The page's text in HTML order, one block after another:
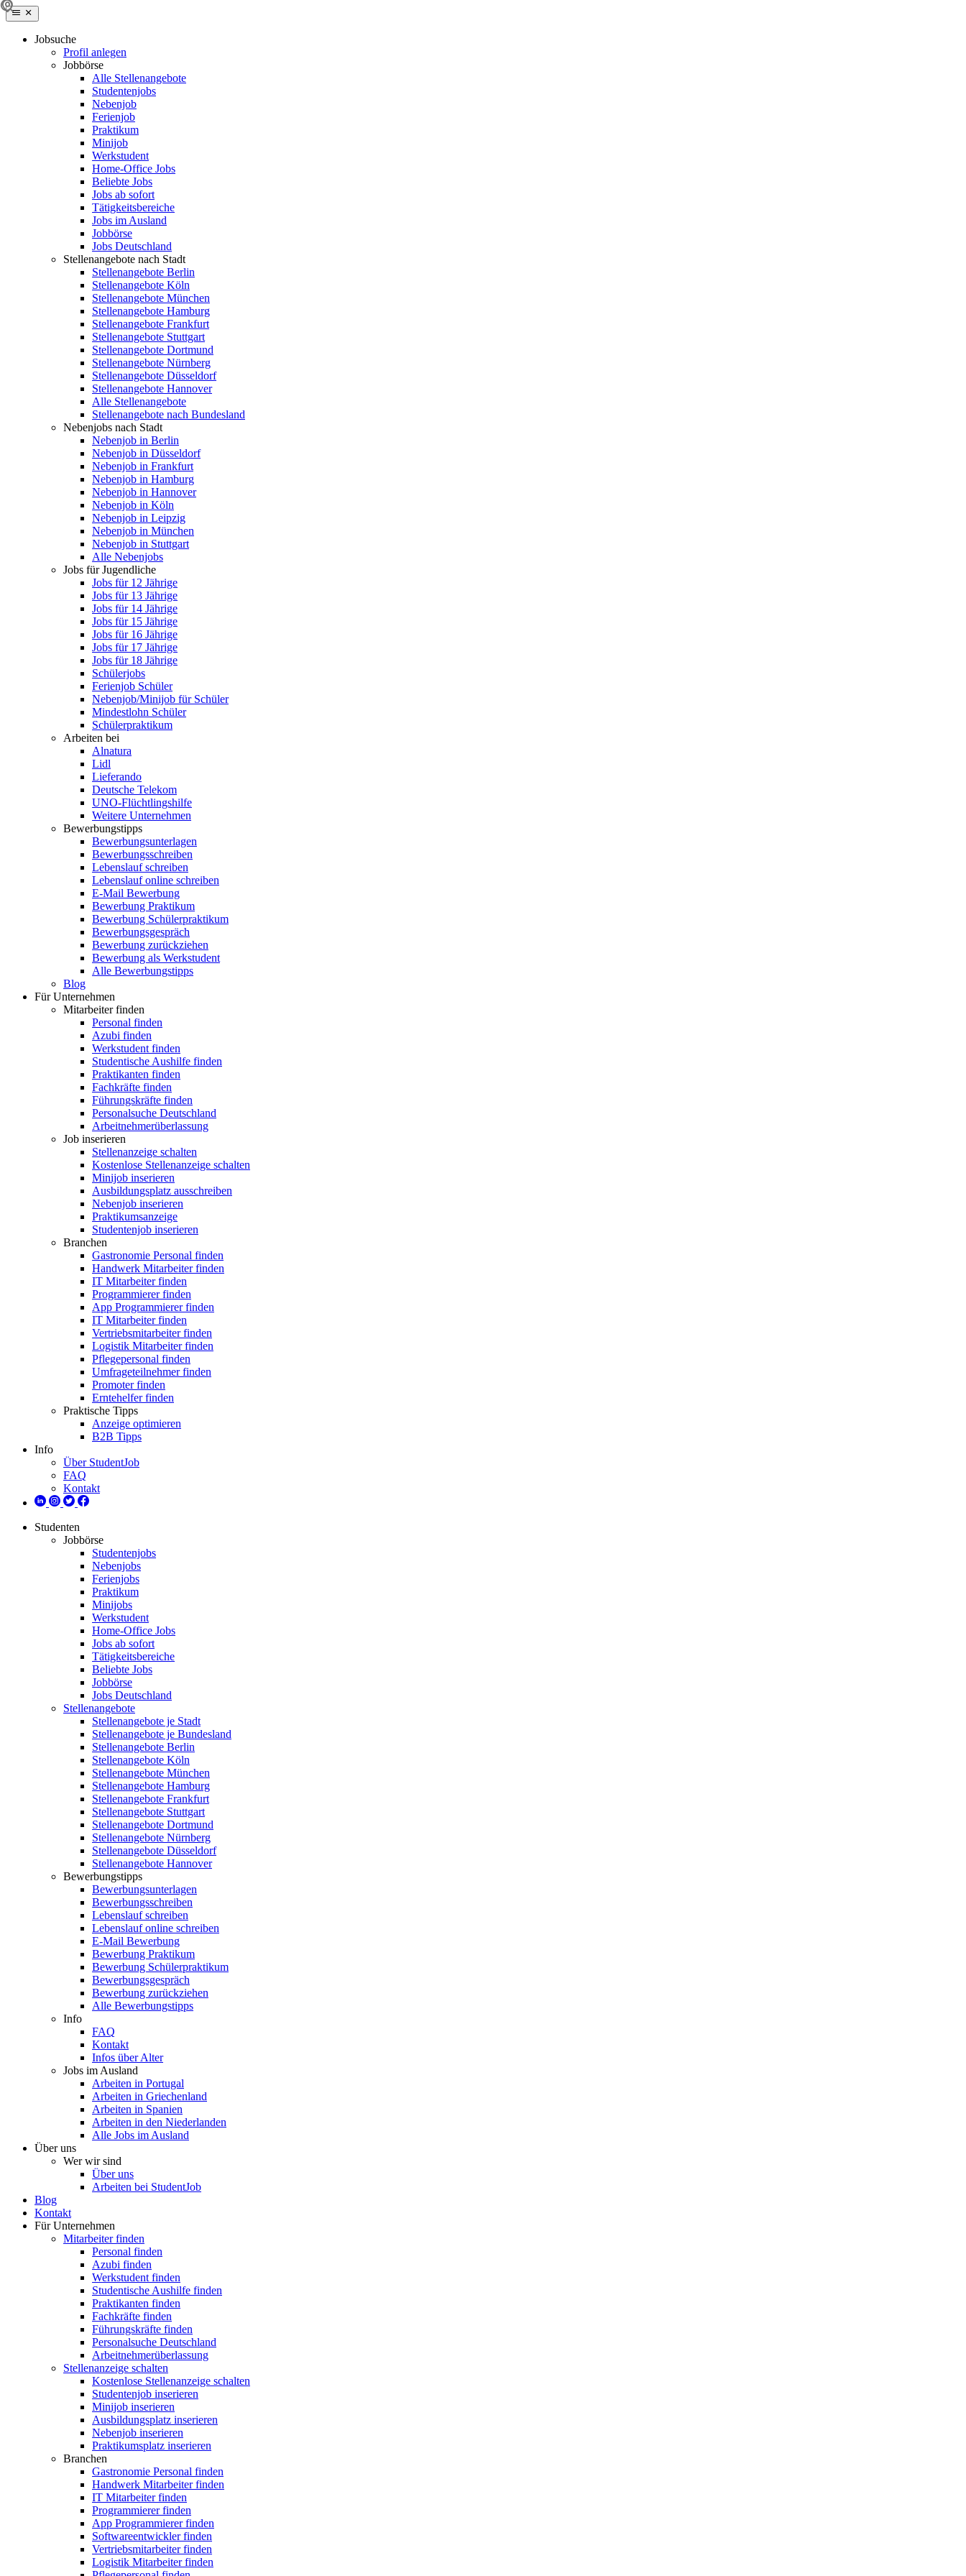
Jobsuche
Profil anlegen
Jobbörse
Alle Stellenangebote
Studentenjobs
Nebenjob
Ferienjob
Praktikum
Minijob
Werkstudent
Home-Office Jobs
Beliebte Jobs
Jobs ab sofort
Tätigkeitsbereiche
Jobs im Ausland
Jobbörse
Jobs Deutschland
Stellenangebote nach Stadt
Stellenangebote Berlin
Stellenangebote Köln
Stellenangebote München
Stellenangebote Hamburg
Stellenangebote Frankfurt
Stellenangebote Stuttgart
Stellenangebote Dortmund
Stellenangebote Nürnberg
Stellenangebote Düsseldorf
Stellenangebote Hannover
Alle Stellenangebote
Stellenangebote nach Bundesland
Nebenjobs nach Stadt
Nebenjob in Berlin
Nebenjob in Düsseldorf
Nebenjob in Frankfurt
Nebenjob in Hamburg
Nebenjob in Hannover
Nebenjob in Köln
Nebenjob in Leipzig
Nebenjob in München
Nebenjob in Stuttgart
Alle Nebenjobs
Jobs für Jugendliche
Jobs für 12 Jährige
Jobs für 13 Jährige
Jobs für 14 Jährige
Jobs für 15 Jährige
Jobs für 16 Jährige
Jobs für 17 Jährige
Jobs für 18 Jährige
Schülerjobs
Ferienjob Schüler
Nebenjob/Minijob für Schüler
Mindestlohn Schüler
Schülerpraktikum
Arbeiten bei
Alnatura
Lidl
Lieferando
Deutsche Telekom
UNO-Flüchtlingshilfe
Weitere Unternehmen
Bewerbungstipps
Bewerbungsunterlagen
Bewerbungsschreiben
Lebenslauf schreiben
Lebenslauf online schreiben
E-Mail Bewerbung
Bewerbung Praktikum
Bewerbung Schülerpraktikum
Bewerbungsgespräch
Bewerbung zurückziehen
Bewerbung als Werkstudent
Alle Bewerbungstipps
Blog
Für Unternehmen
Mitarbeiter finden
Personal finden
Azubi finden
Werkstudent finden
Studentische Aushilfe finden
Praktikanten finden
Fachkräfte finden
Führungskräfte finden
Personalsuche Deutschland
Arbeitnehmerüberlassung
Job inserieren
Stellenanzeige schalten
Kostenlose Stellenanzeige schalten
Minijob inserieren
Ausbildungsplatz ausschreiben
Nebenjob inserieren
Praktikumsanzeige
Studentenjob inserieren
Branchen
Gastronomie Personal finden
Handwerk Mitarbeiter finden
IT Mitarbeiter finden
Programmierer finden
App Programmierer finden
IT Mitarbeiter finden
Vertriebsmitarbeiter finden
Logistik Mitarbeiter finden
Pflegepersonal finden
Umfrageteilnehmer finden
Promoter finden
Erntehelfer finden
Praktische Tipps
Anzeige optimieren
B2B Tipps
Info
Über StudentJob
FAQ
Kontakt
Studenten
Jobbörse
Studentenjobs
Nebenjobs
Ferienjobs
Praktikum
Minijobs
Werkstudent
Home-Office Jobs
Jobs ab sofort
Tätigkeitsbereiche
Beliebte Jobs
Jobbörse
Jobs Deutschland
Stellenangebote
Stellenangebote je Stadt
Stellenangebote je Bundesland
Stellenangebote Berlin
Stellenangebote Köln
Stellenangebote München
Stellenangebote Hamburg
Stellenangebote Frankfurt
Stellenangebote Stuttgart
Stellenangebote Dortmund
Stellenangebote Nürnberg
Stellenangebote Düsseldorf
Stellenangebote Hannover
Bewerbungstipps
Bewerbungsunterlagen
Bewerbungsschreiben
Lebenslauf schreiben
Lebenslauf online schreiben
E-Mail Bewerbung
Bewerbung Praktikum
Bewerbung Schülerpraktikum
Bewerbungsgespräch
Bewerbung zurückziehen
Alle Bewerbungstipps
Info
FAQ
Kontakt
Infos über Alter
Jobs im Ausland
Arbeiten in Portugal
Arbeiten in Griechenland
Arbeiten in Spanien
Arbeiten in den Niederlanden
Alle Jobs im Ausland
Über uns
Wer wir sind
Über uns
Arbeiten bei StudentJob
Blog
Kontakt
Für Unternehmen
Mitarbeiter finden
Personal finden
Azubi finden
Werkstudent finden
Studentische Aushilfe finden
Praktikanten finden
Fachkräfte finden
Führungskräfte finden
Personalsuche Deutschland
Arbeitnehmerüberlassung
Stellenanzeige schalten
Kostenlose Stellenanzeige schalten
Studentenjob inserieren
Minijob inserieren
Ausbildungsplatz inserieren
Nebenjob inserieren
Praktikumsplatz inserieren
Branchen
Gastronomie Personal finden
Handwerk Mitarbeiter finden
IT Mitarbeiter finden
Programmierer finden
App Programmierer finden
Softwareentwickler finden
Vertriebsmitarbeiter finden
Logistik Mitarbeiter finden